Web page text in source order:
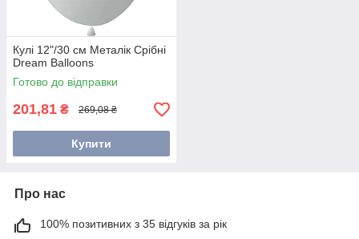
Кулі 12"/30 см Металік Срібні
Dream Balloons
Готово до відправки
201,81 ₴ 269,08 ₴
Купити
Про нас
100% позитивних з 35 відгуків за рік